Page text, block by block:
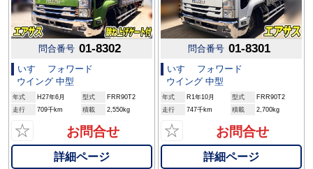
問合番号 01-8302
いすゞ フォワード
ウイング 中型
年式 H27年6月 型式
FRR90T2
走行
709千km 積載 2,550kg
☆ お問合せ
詳細ページ
問合番号 01-8301
いすゞ フォワード
ウイング 中型
年式 R1年10月 型式
FRR90T2
走行
747千km 積載 2,700kg
☆ お問合せ
詳細ページ